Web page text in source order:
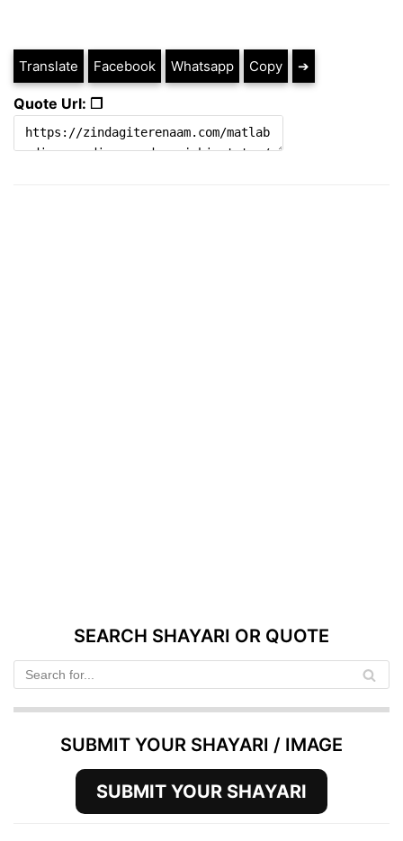
Translate Facebook Whatsapp Copy ➔
Quote Url: ❐
SEARCH SHAYARI OR QUOTE
SUBMIT YOUR SHAYARI / IMAGE
SUBMIT YOUR SHAYARI